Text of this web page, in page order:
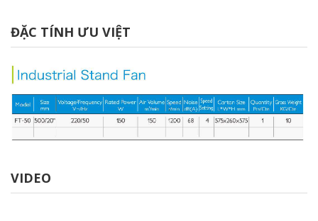
ĐẶC TÍNH ƯU VIỆT
VIDEO